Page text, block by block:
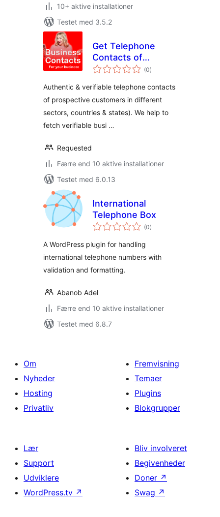
10+ aktive installationer
Testet med 3.5.2
Get Telephone
Contacts of
Prospective (0totale
bedømmelser
)
Authentic & verifiable telephone contacts
of prospective customers in different
sectors, countries & states). We help to
fetch verifiable busi …
Requested
Færre end 10 aktive installationer
Testet med 6.0.13
International
Telephone Box
(0totale
bedømmelser
)
A WordPress plugin for handling
international telephone numbers with
validation and formatting.
Abanob Adel
Færre end 10 aktive installationer
Testet med 6.8.7
Om
Nyheder
Hosting
Privatliv
Fremvisning
Temaer
Plugins
Blokgrupper
Lær
Support
Udviklere
WordPress.tv ↗
Bliv involveret
Begivenheder
Doner ↗
Swag ↗